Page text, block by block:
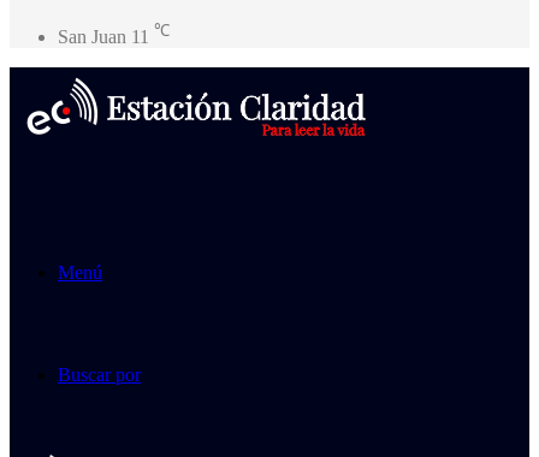
San Juan 11 ℃
Menú
Buscar por